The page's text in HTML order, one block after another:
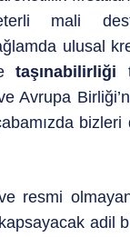
mali
ulusal
taşınabilirliği
Avrupa
resmi
kapsayacak adil